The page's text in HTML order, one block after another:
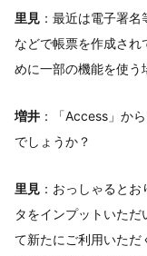
里見 ：最近は電子署
などで帳票を作成さ
めに一部の機能を使う
増井 ：「Access」か
でしょうか？
里見 ：おっしゃると
タをインプットいた
て新たにご利用いた